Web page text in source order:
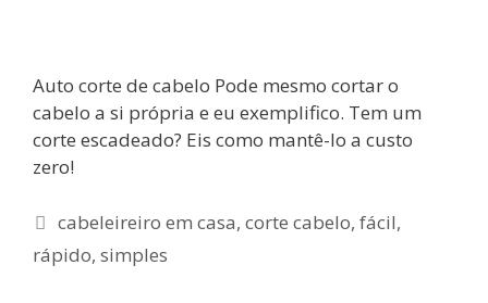
Auto corte de cabelo Pode mesmo cortar o
cabelo a si própria e eu exemplifico. Tem um
corte escadeado? Eis como mantê-lo a custo
zero!
Etiquetas
cabeleireiro em casa,corte cabelo,fácil,
rápido, simples